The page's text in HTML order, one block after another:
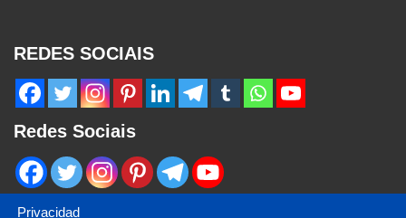
REDES SOCIAIS
Redes Sociais
Privacidad